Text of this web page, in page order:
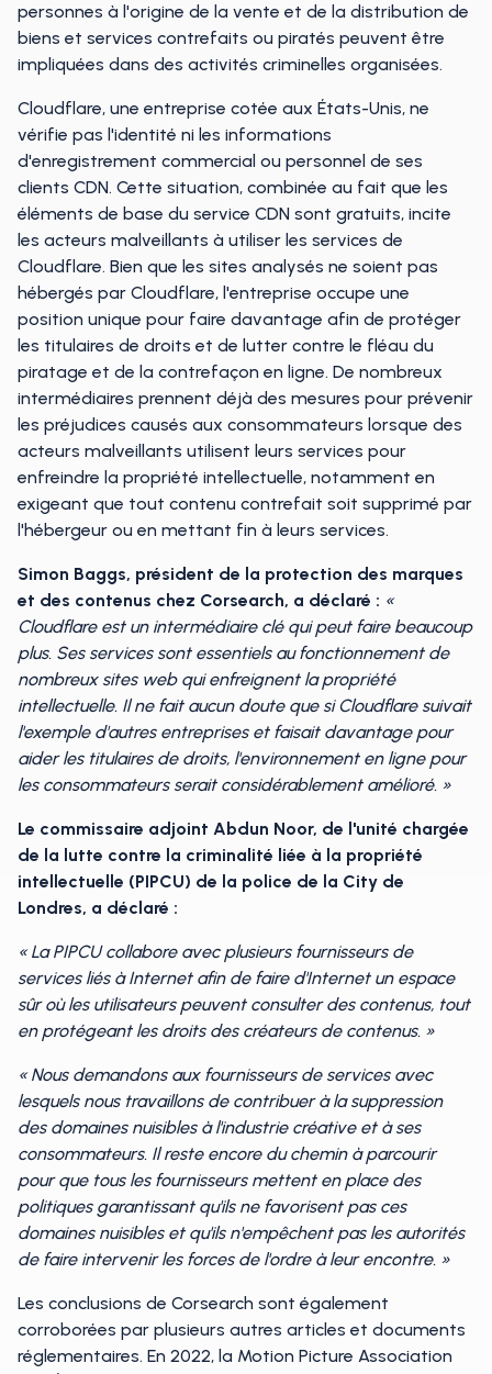
personnes à l'origine de la vente et de la distribution de
biens et services contrefaits ou piratés peuvent être
impliquées dans des activités criminelles organisées.
Cloudflare, une entreprise cotée aux États-Unis, ne
vérifie pas l'identité ni les informations
d'enregistrement commercial ou personnel de ses
clients CDN. Cette situation, combinée au fait que les
éléments de base du service CDN sont gratuits, incite
les acteurs malveillants à utiliser les services de
Cloudflare. Bien que les sites analysés ne soient pas
hébergés par Cloudflare, l'entreprise occupe une
position unique pour faire davantage afin de protéger
les titulaires de droits et de lutter contre le fléau du
piratage et de la contrefaçon en ligne. De nombreux
intermédiaires prennent déjà des mesures pour prévenir
les préjudices causés aux consommateurs lorsque des
acteurs malveillants utilisent leurs services pour
enfreindre la propriété intellectuelle, notamment en
exigeant que tout contenu contrefait soit supprimé par
l'hébergeur ou en mettant fin à leurs services.
Simon Baggs, président de la protection des marques
et des contenus chez Corsearch, a déclaré : «
Cloudflare est un intermédiaire clé qui peut faire beaucoup
plus. Ses services sont essentiels au fonctionnement de
nombreux sites web qui enfreignent la propriété
intellectuelle. Il ne fait aucun doute que si Cloudflare suivait
l'exemple d'autres entreprises et faisait davantage pour
aider les titulaires de droits, l'environnement en ligne pour
les consommateurs serait considérablement amélioré. »
Le commissaire adjoint Abdun Noor, de l'unité chargée
de la lutte contre la criminalité liée à la propriété
intellectuelle (PIPCU) de la police de la City de
Londres, a déclaré :
« La PIPCU collabore avec plusieurs fournisseurs de
services liés à Internet afin de faire d'Internet un espace
sûr où les utilisateurs peuvent consulter des contenus, tout
en protégeant les droits des créateurs de contenus. »
« Nous demandons aux fournisseurs de services avec
lesquels nous travaillons de contribuer à la suppression
des domaines nuisibles à l'industrie créative et à ses
consommateurs. Il reste encore du chemin à parcourir
pour que tous les fournisseurs mettent en place des
politiques garantissant qu'ils ne favorisent pas ces
domaines nuisibles et qu'ils n'empêchent pas les autorités
de faire intervenir les forces de l'ordre à leur encontre. »
Les conclusions de Corsearch sont également
corroborées par plusieurs autres articles et documents
réglementaires. En 2022, la Motion Picture Association